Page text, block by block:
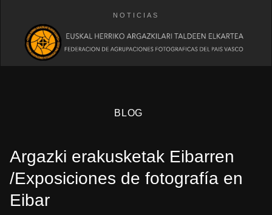
NOTICIAS
BLOG
Argazki erakusketak Eibarren
/Exposiciones de fotografía en
Eibar